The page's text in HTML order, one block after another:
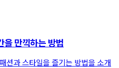
을 만끽하는 방법
션과 스타일을 즐기는 방법을 소개